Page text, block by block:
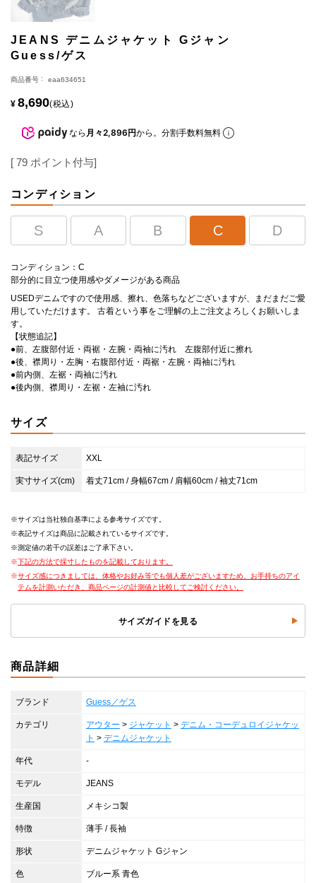
JEANS デニムジャケット Gジャン
Guess/ゲス
商品番号 eaa634651
¥ 8,690 税込
なら 月々2,896円から。分割手数料無料
[ 79 ポイント付与]
コンディション
S A B C D
コンディション：C
部分的に目立つ使用感やダメージがある商品
USEDデニムですので使用感、擦れ、色落ちなどございますが、まだまだご愛
用していただけます。 古着という事をご理解の上ご注文よろしくお願いしま
す。
【状態追記】
●前、左腹部付近・両裾・左腕・両袖に汚れ 左腹部付近に擦れ
●後、襟周り・左胸・右腹部付近・両裾・左腕・両袖に汚れ
●前内側、左裾・両袖に汚れ
●後内側、襟周り・左裾・左袖に汚れ
サイズ
表記サイズ XXL
実寸サイズ(cm) 着丈71cm / 身幅67cm / 肩幅60cm / 袖丈71cm
サイズは当社独自基準による参考サイズです。
表記サイズは商品に記載されているサイズです。
測定値の若干の誤差はご了承下さい。
下記の方法で採寸したものを記載しております。
サイズ感につきましては、体格やお好み等でも個人差がございますため、お手持ちのアイ
テムを計測いただき、商品ページの計測値と比較してご検討ください。
サイズガイドを見る
商品詳細
ブランド Guess／ゲス
カテゴリ アウター > ジャケット > デニム・コーデュロイジャケッ
ト > デニムジャケット
年代 -
モデル JEANS
生産国 メキシコ製
特徴 薄手 / 長袖
形状 デニムジャケット Gジャン
色 ブルー系 青色